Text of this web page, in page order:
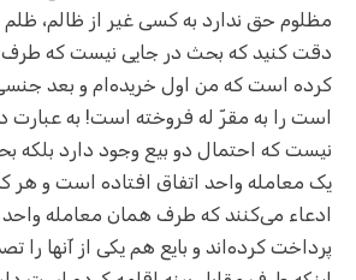
مظلوم حق ندارد به کسی غیر از ظالم،‌ ظلم
دقت کنید که بحث در جایی نیست که طرف
کرده است که من اول خریده‌ام و بعد
است را به مقرّ‌ له فروخته است! به عبارت
نیست که احتمال دو بیع وجود دارد بلکه
یک معامله واحد اتفاق افتاده است و هر
ادعاء می‌کنند که طرف همان معامله واحد
پرداخت کرده‌اند و بایع هم یکی از آنها را